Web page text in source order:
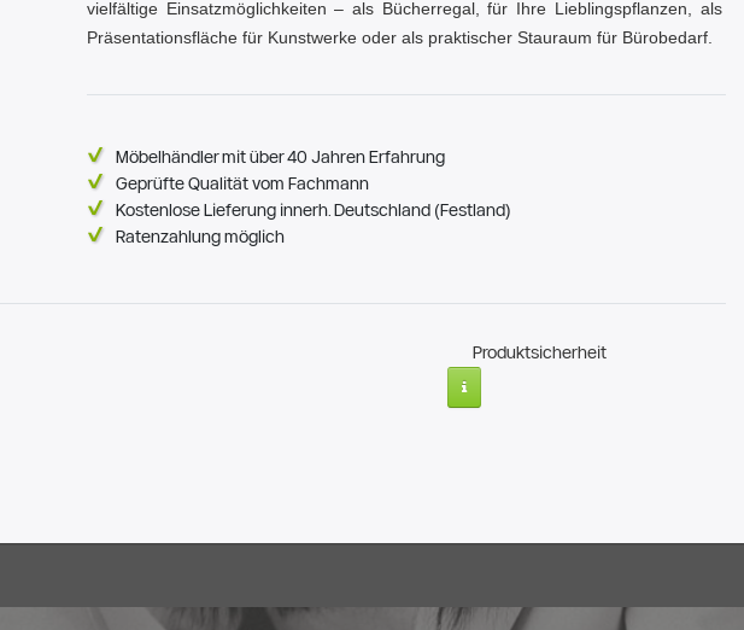
vielfältige Einsatzmöglichkeiten – als Bücherregal, für Ihre Lieblingspflanzen, als
Präsentationsfläche für Kunstwerke oder als praktischer Stauraum für Bürobedarf.
Möbelhändler mit über 40 Jahren Erfahrung
Geprüfte Qualität vom Fachmann
Kostenlose Lieferung innerh. Deutschland (Festland)
Ratenzahlung möglich
Produktsicherheit